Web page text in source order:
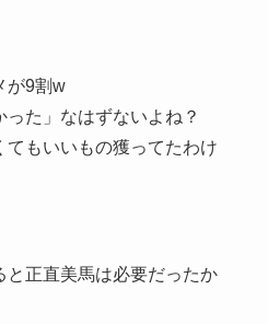
が9割w
た」なはずないよね？
もいいもの獲ってたわけ
と正直美馬は必要だったか